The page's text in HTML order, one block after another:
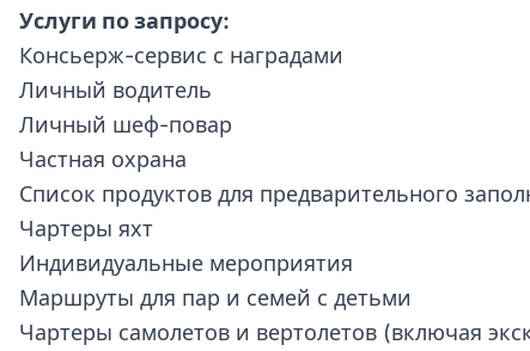
Услуги по запросу:
Консьерж-сервис с наградами
Личный водитель
Личный шеф-повар
Частная охрана
Список продуктов для предварительного
Чартеры яхт
Индивидуальные мероприятия
Маршруты для пар и семей с детьми
Чартеры самолетов и вертолетов (включая